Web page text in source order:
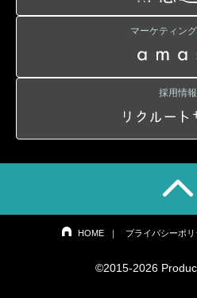
マーケティン
採用情報
HOME｜ プライバシーポリ
©2015-2026